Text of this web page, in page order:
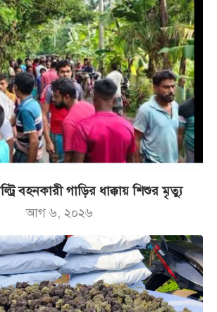
বহনকারী গাড়ির ধাক্কায় শিশুর মৃত্যু
আগ ৬, ২০২৬